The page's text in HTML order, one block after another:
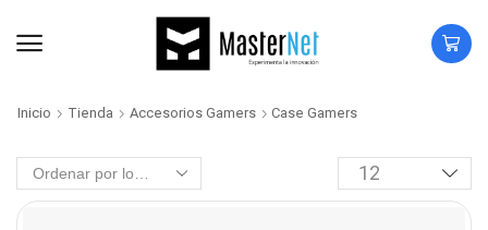
Inicio Tienda Accesorios Gamers Case Gamers